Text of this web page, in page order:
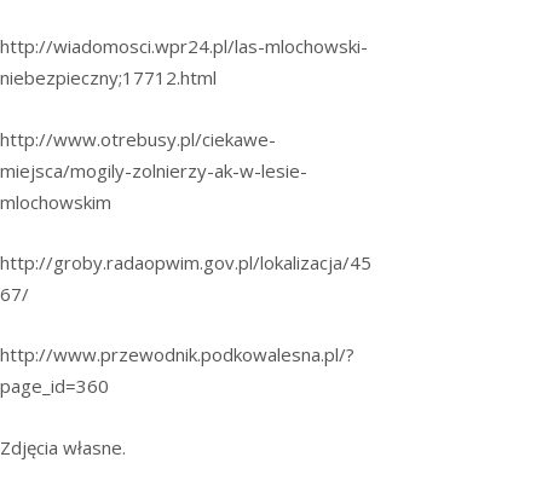
http://wiadomosci.wpr24.pl/las-mlochowski-
niebezpieczny;17712.html
http://www.otrebusy.pl/ciekawe-
miejsca/mogily-zolnierzy-ak-w-lesie-
mlochowskim
http://groby.radaopwim.gov.pl/lokalizacja/45
67/
http://www.przewodnik.podkowalesna.pl/?
page_id=360
Zdjęcia własne.